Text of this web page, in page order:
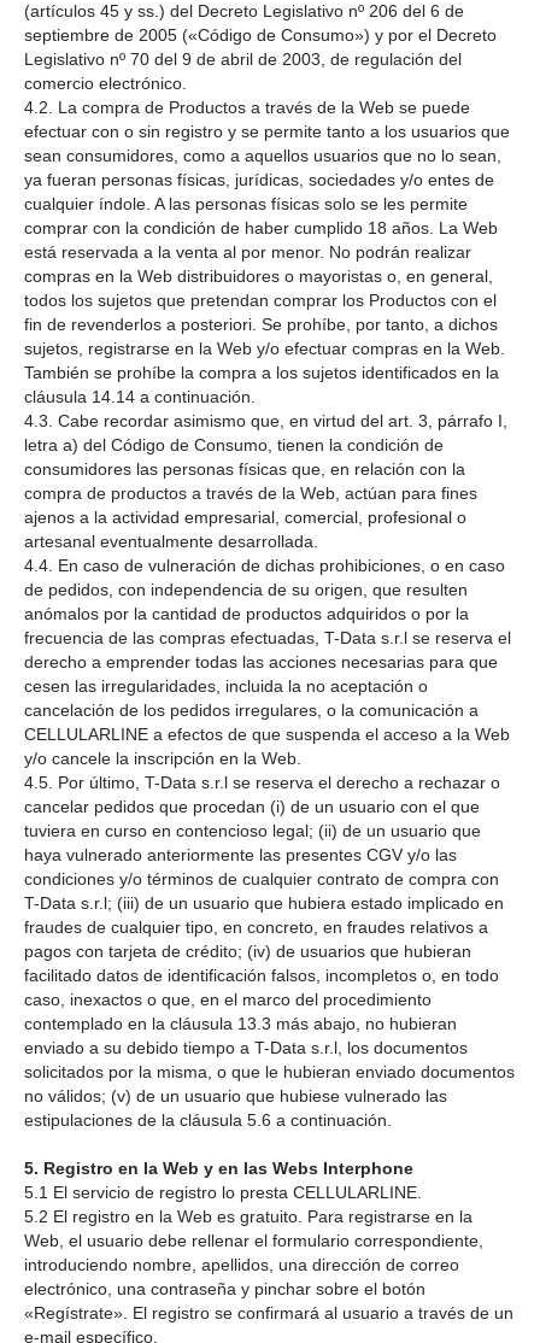
(artículos 45 y ss.) del Decreto Legislativo nº 206 del 6 de
septiembre de 2005 («Código de Consumo») y por el Decreto
Legislativo nº 70 del 9 de abril de 2003, de regulación del
comercio electrónico.
4.2. La compra de Productos a través de la Web se puede
efectuar con o sin registro y se permite tanto a los usuarios que
sean consumidores, como a aquellos usuarios que no lo sean,
ya fueran personas físicas, jurídicas, sociedades y/o entes de
cualquier índole. A las personas físicas solo se les permite
comprar con la condición de haber cumplido 18 años. La Web
está reservada a la venta al por menor. No podrán realizar
compras en la Web distribuidores o mayoristas o, en general,
todos los sujetos que pretendan comprar los Productos con el
fin de revenderlos a posteriori. Se prohíbe, por tanto, a dichos
sujetos, registrarse en la Web y/o efectuar compras en la Web.
También se prohíbe la compra a los sujetos identificados en la
cláusula 14.14 a continuación.
4.3. Cabe recordar asimismo que, en virtud del art. 3, párrafo I,
letra a) del Código de Consumo, tienen la condición de
consumidores las personas físicas que, en relación con la
compra de productos a través de la Web, actúan para fines
ajenos a la actividad empresarial, comercial, profesional o
artesanal eventualmente desarrollada.
4.4. En caso de vulneración de dichas prohibiciones, o en caso
de pedidos, con independencia de su origen, que resulten
anómalos por la cantidad de productos adquiridos o por la
frecuencia de las compras efectuadas, T-Data s.r.l se reserva el
derecho a emprender todas las acciones necesarias para que
cesen las irregularidades, incluida la no aceptación o
cancelación de los pedidos irregulares, o la comunicación a
CELLULARLINE a efectos de que suspenda el acceso a la Web
y/o cancele la inscripción en la Web.
4.5. Por último, T-Data s.r.l se reserva el derecho a rechazar o
cancelar pedidos que procedan (i) de un usuario con el que
tuviera en curso en contencioso legal; (ii) de un usuario que
haya vulnerado anteriormente las presentes CGV y/o las
condiciones y/o términos de cualquier contrato de compra con
T-Data s.r.l; (iii) de un usuario que hubiera estado implicado en
fraudes de cualquier tipo, en concreto, en fraudes relativos a
pagos con tarjeta de crédito; (iv) de usuarios que hubieran
facilitado datos de identificación falsos, incompletos o, en todo
caso, inexactos o que, en el marco del procedimiento
contemplado en la cláusula 13.3 más abajo, no hubieran
enviado a su debido tiempo a T-Data s.r.l, los documentos
solicitados por la misma, o que le hubieran enviado documentos
no válidos; (v) de un usuario que hubiese vulnerado las
estipulaciones de la cláusula 5.6 a continuación.
5. Registro en la Web y en las Webs Interphone
5.1 El servicio de registro lo presta CELLULARLINE.
5.2 El registro en la Web es gratuito. Para registrarse en la
Web, el usuario debe rellenar el formulario correspondiente,
introduciendo nombre, apellidos, una dirección de correo
electrónico, una contraseña y pinchar sobre el botón
«Regístrate». El registro se confirmará al usuario a través de un
e-mail específico.